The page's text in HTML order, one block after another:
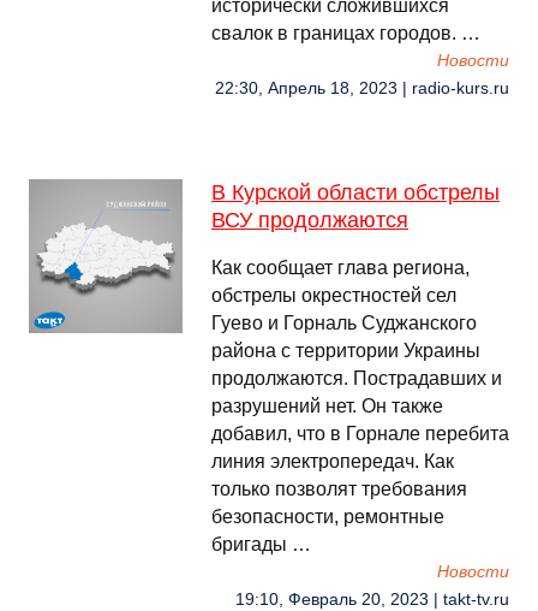
исторически сложившихся
свалок в границах городов. …
Новости
22:30, Апрель 18, 2023 | radio-kurs.ru
В Курской области обстрелы
ВСУ продолжаются
Как сообщает глава региона,
обстрелы окрестностей сел
Гуево и Горналь Суджанского
района с территории Украины
продолжаются. Пострадавших и
разрушений нет. Он также
добавил, что в Горнале перебита
линия электропередач. Как
только позволят требования
безопасности, ремонтные
бригады …
Новости
19:10, Февраль 20, 2023 | takt-tv.ru